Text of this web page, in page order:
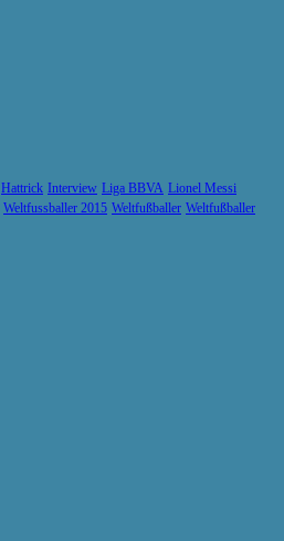
Hattrick Interview Liga BBVA Lionel Messi
Weltfussballer 2015 Weltfußballer Weltfußballer